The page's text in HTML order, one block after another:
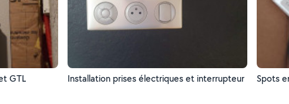
GTL Installation prises électriques et interrupteur Spots